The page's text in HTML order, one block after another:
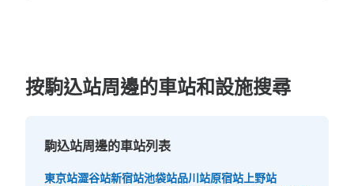
按駒込站周邊的車站和設施搜尋
駒込站周邊的車站列表
東京站澀谷站新宿站池袋站品川站原宿站 上野站